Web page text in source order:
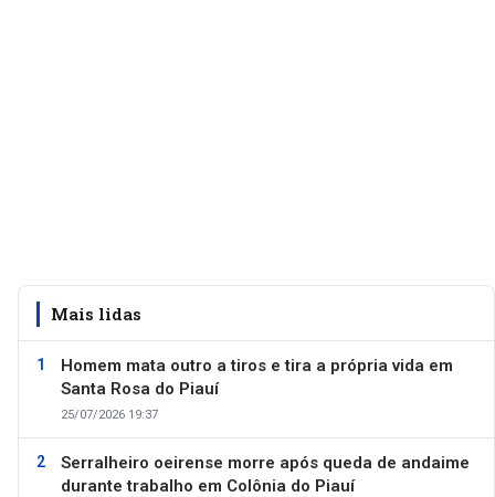
Mais lidas
Homem mata outro a tiros e tira a própria vida em
Santa Rosa do Piauí
25/07/2026 19:37
Serralheiro oeirense morre após queda de andaime
durante trabalho em Colônia do Piauí